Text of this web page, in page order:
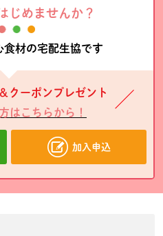
じめませんか？
食材の宅配生協です
クーポンプレゼント
はこちらから！
加入申込